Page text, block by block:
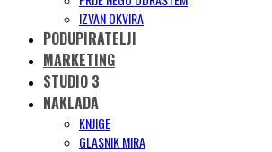
IZVAN OKVIRA
PODUPIRATELJI
MARKETING
STUDIO 3
NAKLADA
KNJIGE
GLASNIK MIRA